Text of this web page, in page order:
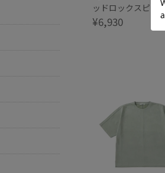
ッドロックスピー
イトクラブアイコ
¥6,930